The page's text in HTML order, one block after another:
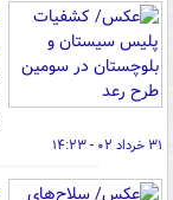
۳۱ خرداد ۰۲ - ۱۴:۲۳